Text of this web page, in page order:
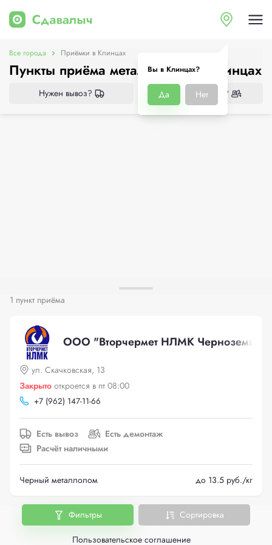
Вы в Клинцах?
Да Нет
Все города Приёмки в Клинцах
Пункты приёма металлолома в Клинцах
Нужен вывоз? Нужен демонтаж?
1 пункт приёма
ООО "Вторчермет НЛМК Черноземье",
ул. Скачковская, 13
Закрыто откроется в пт 08:00
+7 (962) 147-11-66
Есть вывоз
Есть демонтаж
Расчёт наличными
Черный металлолом до 13.5 руб./кг
Пользовательское соглашение
Фильтры Сортировка